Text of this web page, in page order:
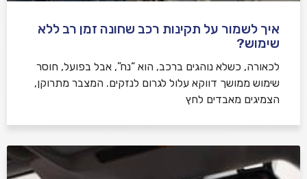
איך לשמור על תקינות רכב שחונה זמן רב ללא
שימוש?
לכאורה, כשלא נוהגים ברכב, הוא “נח”, אבל בפועל, חוסר
שימוש ממושך דווקא עלול לגרום לנזקים. המצבר מתרוקן,
הצמיגים מאבדים לחץ